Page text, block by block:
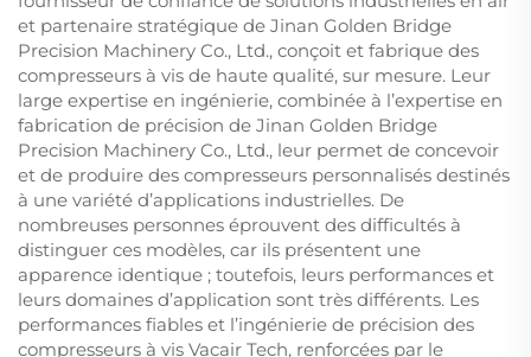
et partenaire stratégique de Jinan Golden Bridge
Precision Machinery Co., Ltd., conçoit et fabrique des
compresseurs à vis de haute qualité, sur mesure. Leur
large expertise en ingénierie, combinée à l’expertise en
fabrication de précision de Jinan Golden Bridge
Precision Machinery Co., Ltd., leur permet de concevoir
et de produire des compresseurs personnalisés destinés
à une variété d’applications industrielles. De
nombreuses personnes éprouvent des difficultés à
distinguer ces modèles, car ils présentent une
apparence identique ; toutefois, leurs performances et
leurs domaines d’application sont très différents. Les
performances fiables et l’ingénierie de précision des
compresseurs à vis Vacair Tech, renforcées par le